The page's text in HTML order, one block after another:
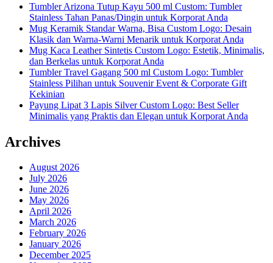
Tumbler Arizona Tutup Kayu 500 ml Custom: Tumbler
Stainless Tahan Panas/Dingin untuk Korporat Anda
Mug Keramik Standar Warna, Bisa Custom Logo: Desain
Klasik dan Warna-Warni Menarik untuk Korporat Anda
Mug Kaca Leather Sintetis Custom Logo: Estetik, Minimalis,
dan Berkelas untuk Korporat Anda
Tumbler Travel Gagang 500 ml Custom Logo: Tumbler
Stainless Pilihan untuk Souvenir Event & Corporate Gift
Kekinian
Payung Lipat 3 Lapis Silver Custom Logo: Best Seller
Minimalis yang Praktis dan Elegan untuk Korporat Anda
Archives
August 2026
July 2026
June 2026
May 2026
April 2026
March 2026
February 2026
January 2026
December 2025